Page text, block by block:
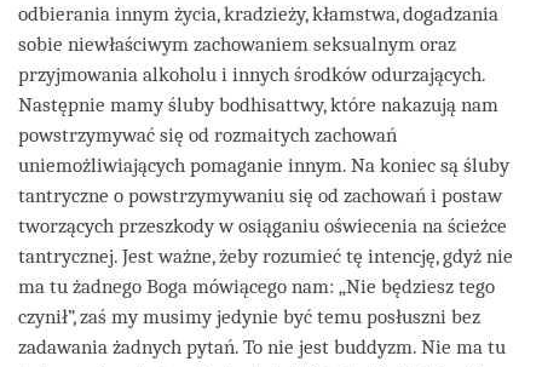
odbierania innym życia, kradzieży, kłamstwa, dogadzania
sobie niewłaściwym zachowaniem seksualnym oraz
przyjmowania alkoholu i innych środków odurzających.
Następnie mamy śluby bodhisattwy, które nakazują nam
powstrzymywać się od rozmaitych zachowań
uniemożliwiających pomaganie innym. Na koniec są śluby
tantryczne o powstrzymywaniu się od zachowań i postaw
tworzących przeszkody w osiąganiu oświecenia na ścieżce
tantrycznej. Jest ważne, żeby rozumieć tę intencję, gdyż nie
ma tu żadnego Boga mówiącego nam: „Nie będziesz tego
czynił”, zaś my musimy jedynie być temu posłuszni bez
zadawania żadnych pytań. To nie jest buddyzm. Nie ma tu